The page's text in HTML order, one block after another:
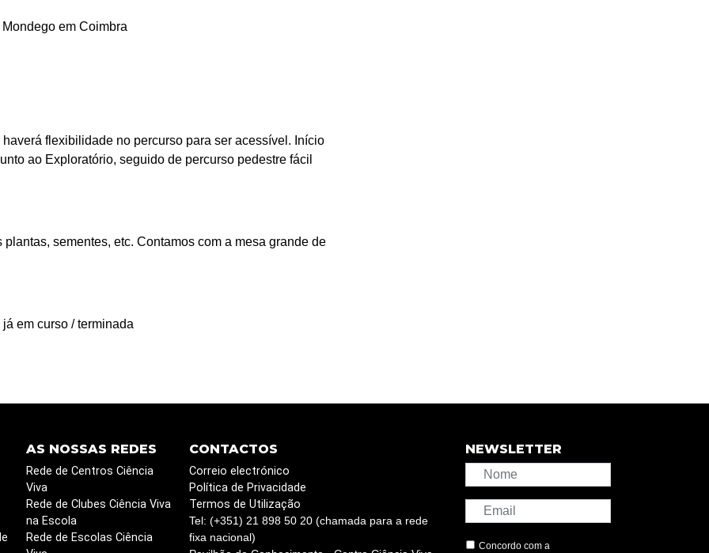
em Coimbra
flexibilidade no percurso para ser acessível. Início
ao Exploratório, seguido de percurso pedestre fácil
sementes, etc. Contamos com a mesa grande de
já em curso / terminada
AS NOSSAS REDES
Rede de Centros Ciência
Viva
Rede de Clubes Ciência Viva
na Escola
Rede de Escolas Ciência
CONTACTOS
Correio electrónico
Política de Privacidade
Termos de Utilização
Tel: (+351) 21 898 50 20 (chamada para a rede
fixa nacional)
NEWSLETTER
Concordo com a